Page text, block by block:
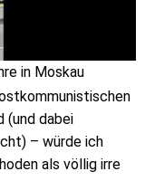
in Moskau
(und dabei
– würde ich
als völlig irre